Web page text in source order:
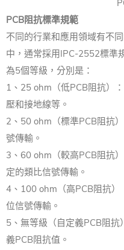
PCB阻抗標準規範
不同的行業和應用領域有不
中，通常採用IPC-2552標準
為5個等級，分別是：
1、25 ohm（低PCB阻抗）
壓和接地線等。
2、50 ohm（標準PCB阻抗
號傳輸。
3、60 ohm（較高PCB阻抗
定的類比信號傳輸。
4、100 ohm（高PCB阻抗
位信號傳輸。
5、無等級（自定義PCB阻
義PCB阻抗值。